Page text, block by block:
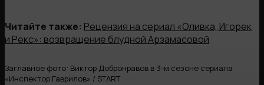
Читайте также: Рецензия на сериал «Оливка, Игорек
и Рекс»: возвращение блудной Арзамасовой
Заглавное фото: Виктор Добронравов в 3-м сезоне сериала
«Инспектор Гаврилов» / START